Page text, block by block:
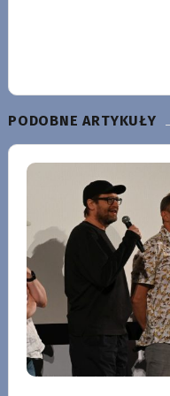
PODOBNE ARTYKUŁY